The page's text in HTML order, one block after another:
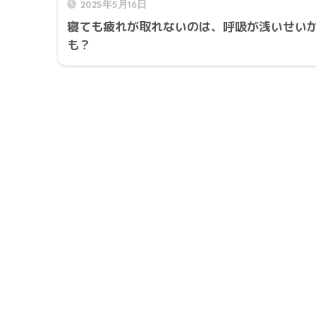
2025年5月16日
寝ても疲れが取れないのは、呼吸が浅いせい
も？